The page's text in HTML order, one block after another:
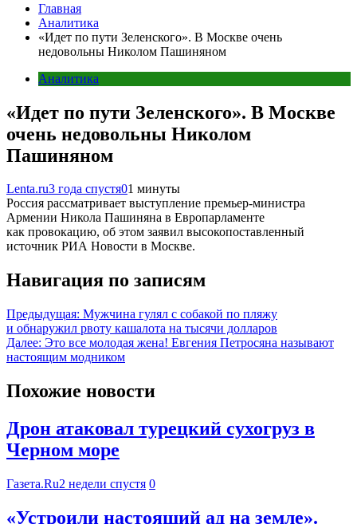
Главная
Аналитика
«Идет по пути Зеленского». В Москве очень
недовольны Николом Пашиняном
Аналитика
«Идет по пути Зеленского». В Москве
очень недовольны Николом
Пашиняном
Lenta.ru3 года спустя01 минуты
Россия рассматривает выступление премьер-министра
Армении Никола Пашиняна в Европарламенте
как провокацию, об этом заявил высокопоставленный
источник РИА Новости в Москве.
Навигация по записям
Предыдущая: Мужчина гулял с собакой по пляжу
и обнаружил рвоту кашалота на тысячи долларов
Далее: Это все молодая жена! Евгения Петросяна называют
настоящим модником
Похожие новости
Дрон атаковал турецкий сухогруз в
Черном море
Газета.Ru2 недели спустя 0
«Устроили настоящий ад на земле».